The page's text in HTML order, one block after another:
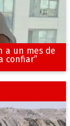
a un mes de
confiar”